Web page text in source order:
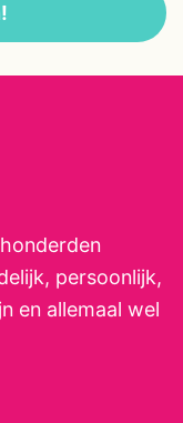
persoonlijk,
en allemaal wel